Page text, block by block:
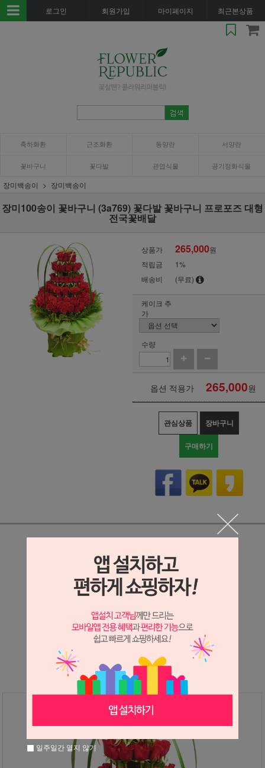
로그인 회원가입 마이페이지 최근본상품
축하화환 근조화환 동양란 서양란
꽃바구니 꽃다발 관엽식물 공기정화식물
장미백송이 장미백송이
장미100송이 꽃바구니 (3a769) 꽃다발 꽃바구니 프로포즈 대형
전국꽃배달
상품가 265,000원
적립금
1%
배송비
(무료)
케이크 추
가
수량
옵션 적용가 265,000원
관심상품 장바구니
구매하기
상세정보 새창 열기
상세 정보를 확대해 보실 수 있습니다.
※ 필독해주세요 ※
는 시세 변동에 따라 가격이 달라질 수 있으니
문의 후 주문 바랍니다.
일주일간 열지 않기